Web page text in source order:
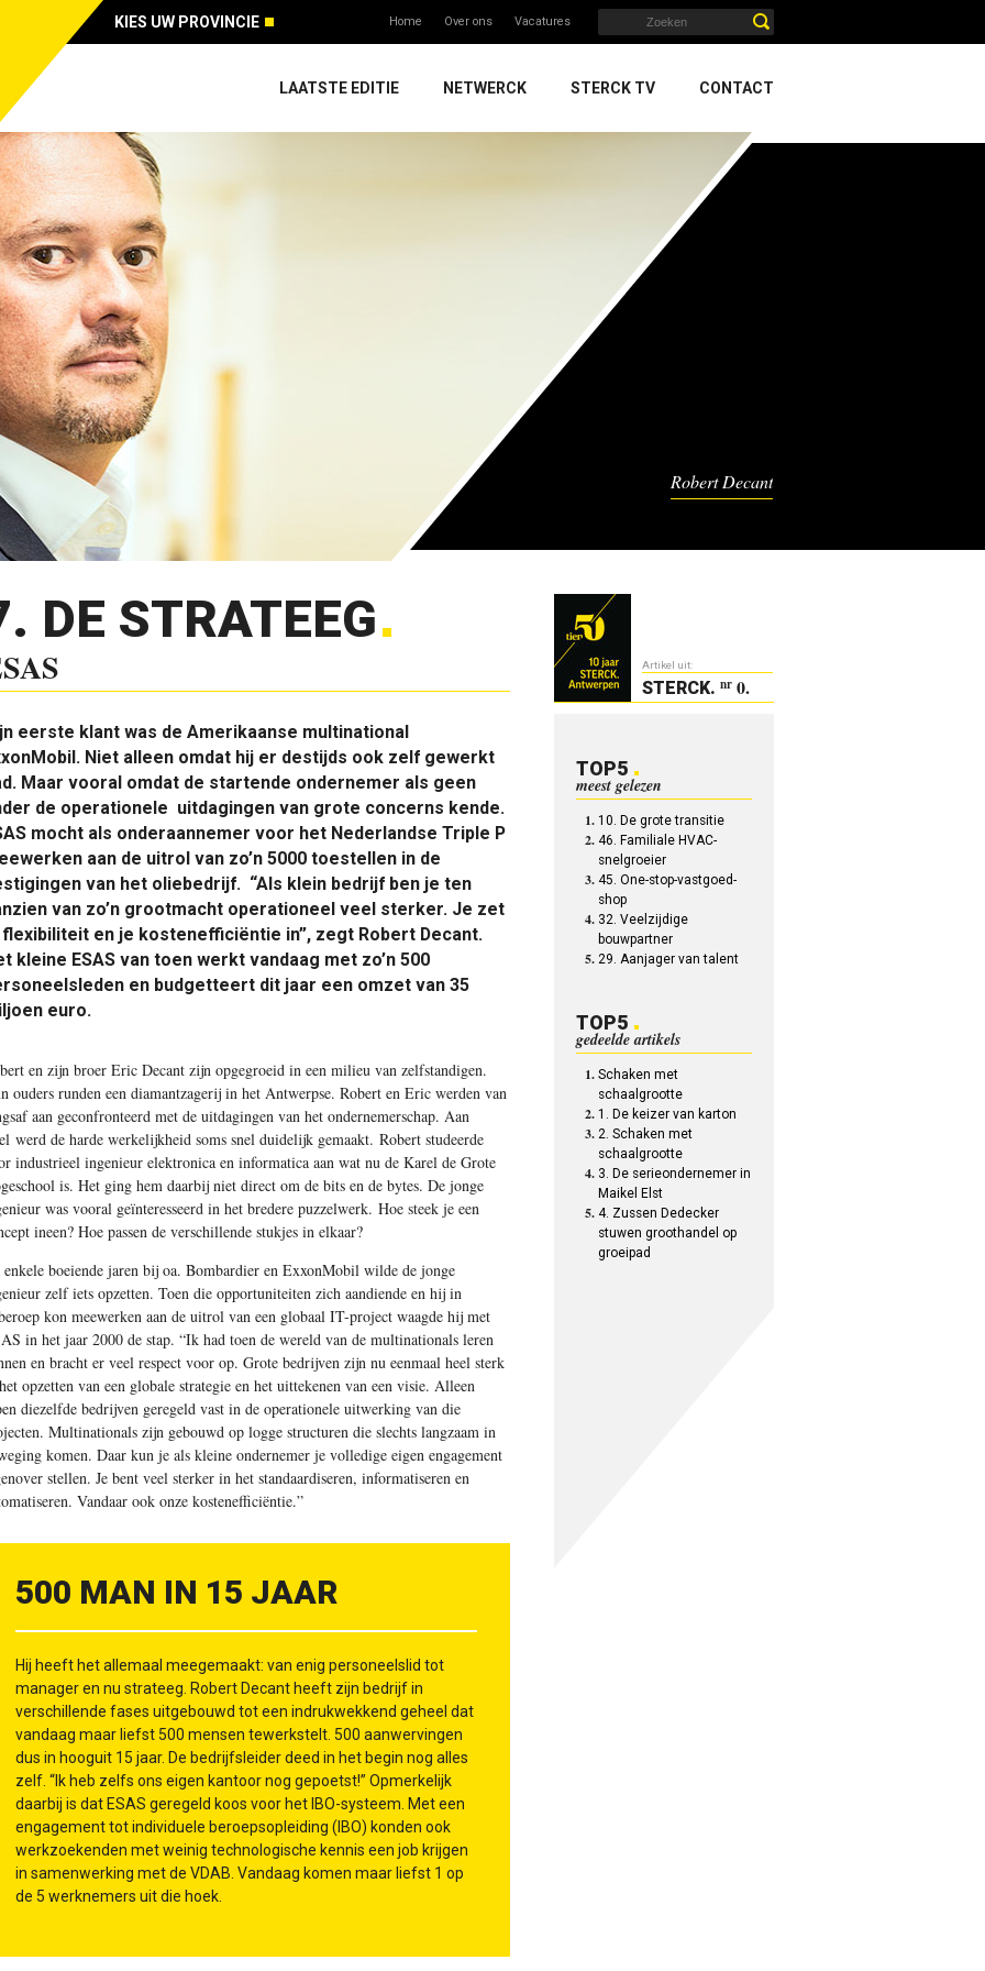
KIES UW PROVINCIE Home Over ons Vacatures
LAATSTE EDITIE NETWERCK STERCK TV CONTACT
Robert Decant
DE STRATEEG
eerste klant was de Amerikaanse multinational
Niet alleen omdat hij er destijds ook zelf gewerkt
Maar vooral omdat de startende ondernemer als geen
de operationele uitdagingen van grote concerns kende.
mocht als onderaannemer voor het Nederlandse Triple P
aan de uitrol van zo’n 5000 toestellen in de
van het oliebedrijf. “Als klein bedrijf ben je ten
van zo’n grootmacht operationeel veel sterker. Je zet
en je kostenefficiëntie in”, zegt Robert Decant.
kleine ESAS van toen werkt vandaag met zo’n 500
en budgetteert dit jaar een omzet van 35
euro.
en zijn broer Eric Decant zijn opgegroeid in een milieu van zelfstandigen.
ouders runden een diamantzagerij in het Antwerpse. Robert en Eric werden van
aan geconfronteerd met de uitdagingen van het ondernemerschap. Aan
werd de harde werkelijkheid soms snel duidelijk gemaakt. Robert studeerde
industrieel ingenieur elektronica en informatica aan wat nu de Karel de Grote
is. Het ging hem daarbij niet direct om de bits en de bytes. De jonge
was vooral geïnteresseerd in het bredere puzzelwerk. Hoe steek je een
ineen? Hoe passen de verschillende stukjes in elkaar?
enkele boeiende jaren bij oa. Bombardier en ExxonMobil wilde de jonge
zelf iets opzetten. Toen die opportuniteiten zich aandiende en hij in
kon meewerken aan de uitrol van een globaal IT-project waagde hij met
in het jaar 2000 de stap. “Ik had toen de wereld van de multinationals leren
en bracht er veel respect voor op. Grote bedrijven zijn nu eenmaal heel sterk
opzetten van een globale strategie en het uittekenen van een visie. Alleen
diezelfde bedrijven geregeld vast in de operationele uitwerking van die
Multinationals zijn gebouwd op logge structuren die slechts langzaam in
komen. Daar kun je als kleine ondernemer je volledige eigen engagement
stellen. Je bent veel sterker in het standaardiseren, informatiseren en
Vandaar ook onze kostenefficiëntie.”
500 MAN IN 15 JAAR
Hij heeft het allemaal meegemaakt: van enig personeelslid tot
manager en nu strateeg. Robert Decant heeft zijn bedrijf in
verschillende fases uitgebouwd tot een indrukwekkend geheel dat
vandaag maar liefst 500 mensen tewerkstelt. 500 aanwervingen
dus in hooguit 15 jaar. De bedrijfsleider deed in het begin nog alles
zelf. “Ik heb zelfs ons eigen kantoor nog gepoetst!” Opmerkelijk
daarbij is dat ESAS geregeld koos voor het IBO-systeem. Met een
engagement tot individuele beroepsopleiding (IBO) konden ook
werkzoekenden met weinig technologische kennis een job krijgen
in samenwerking met de VDAB. Vandaag komen maar liefst 1 op
de 5 werknemers uit die hoek.
Artikel uit:
STERCK. nr 0.
TOP5
meest gelezen
10. De grote transitie
46. Familiale HVAC-
snelgroeier
45. One-stop-vastgoed-
shop
32. Veelzijdige
bouwpartner
29. Aanjager van talent
TOP5
gedeelde artikels
Schaken met
schaalgrootte
1. De keizer van karton
2. Schaken met
schaalgrootte
3. De serieondernemer in
Maikel Elst
4. Zussen Dedecker
stuwen groothandel op
groeipad